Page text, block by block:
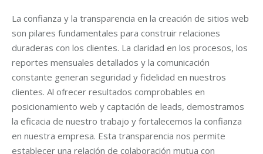
La confianza y la transparencia en la creación de sitios web
son pilares fundamentales para construir relaciones
duraderas con los clientes. La claridad en los procesos, los
reportes mensuales detallados y la comunicación
constante generan seguridad y fidelidad en nuestros
clientes. Al ofrecer resultados comprobables en
posicionamiento web y captación de leads, demostramos
la eficacia de nuestro trabajo y fortalecemos la confianza
en nuestra empresa. Esta transparencia nos permite
establecer una relación de colaboración mutua con